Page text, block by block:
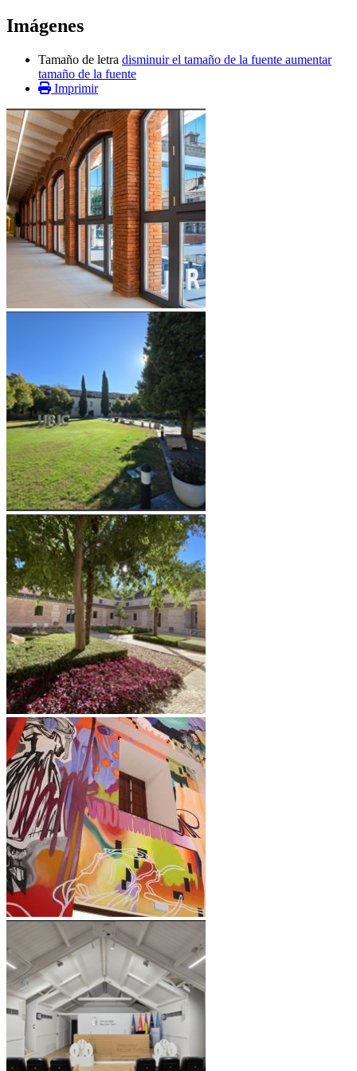
Imágenes
Tamaño de letra disminuir el tamaño de la fuente aumentar
tamaño de la fuente
Imprimir